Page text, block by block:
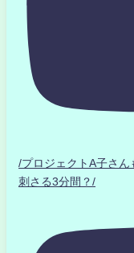
/プロジェクトA子さ
刺さる3分間？/